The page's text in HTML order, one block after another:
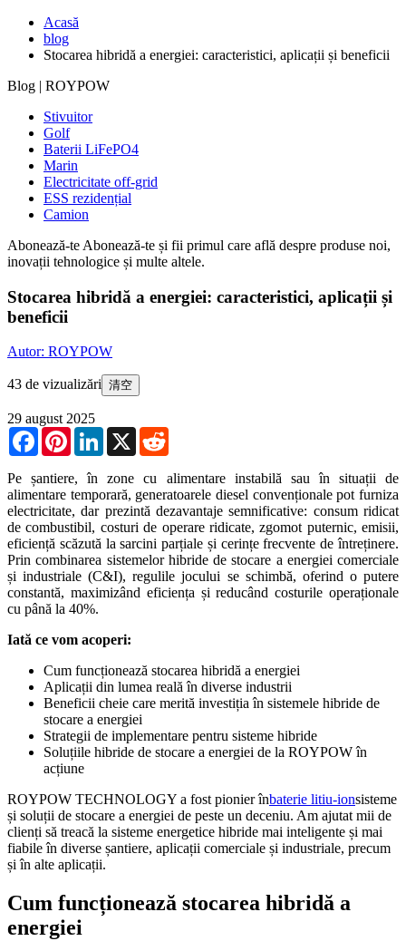
Acasă
blog
Stocarea hibridă a energiei: caracteristici, aplicații și beneficii
Blog | ROYPOW
Stivuitor
Golf
Baterii LiFePO4
Marin
Electricitate off-grid
ESS rezidențial
Camion
Abonează-te Abonează-te și fii primul care află despre produse noi,
inovații tehnologice și multe altele.
Stocarea hibridă a energiei: caracteristici, aplicații și
beneficii
Autor: ROYPOW
43 de vizualizări 清空
29 august 2025
FacebookPinterestLinkedIn
X
Pe șantiere, în zone cu alimentare instabilă sau în situații de
alimentare temporară, generatoarele diesel convenționale pot furniza
electricitate, dar prezintă dezavantaje semnificative: consum ridicat
de combustibil, costuri de operare ridicate, zgomot puternic, emisii,
eficiență scăzută la sarcini parțiale și cerințe frecvente de întreținere.
Prin combinarea sistemelor hibride de stocare a energiei comerciale
și industriale (C&I), regulile jocului se schimbă, oferind o putere
constantă, maximizând eficiența și reducând costurile operaționale
cu până la 40%.
Iată ce vom acoperi:
Cum funcționează stocarea hibridă a energiei
Aplicații din lumea reală în diverse industrii
Beneficii cheie care merită investiția în sistemele hibride de
stocare a energiei
Strategii de implementare pentru sisteme hibride
Soluțiile hibride de stocare a energiei de la ROYPOW în
acțiune
ROYPOW TECHNOLOGY a fost pionier înbaterie litiu-ionsisteme
și soluții de stocare a energiei de peste un deceniu. Am ajutat mii de
clienți să treacă la sisteme energetice hibride mai inteligente și mai
fiabile în diverse șantiere, aplicații comerciale și industriale, precum
și în alte aplicații.
Cum funcționează stocarea hibridă a
energiei